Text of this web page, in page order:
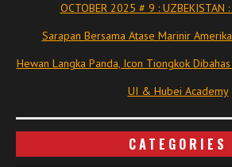
OCTOBER 2025 # 9 : UZBEKISTAN :
Sarapan Bersama Atase Marinir
Hewan Langka Panda, Icon Tiongkok
UI & Hubei Academy
CATEGORIES